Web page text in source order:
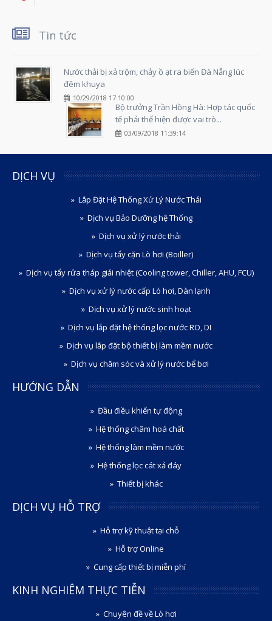
Tin tức
Nước thải bị xả trộm, chảy ồ ạt ra biển Đà Nẵng lúc
đêm khuya
10/29/2018 17:10:00
Bộ trưởng Trần Hồng Hà: Hợp tác quốc
tế phải thể hiện được vai trò...
03/09/2018 11:39:14
DỊCH VỤ
Lắp Đặt Hệ Thống Xử Lý Nước Thải
Dịch vụ Bảo Dưỡng hệ Thống
Dịch vụ xử lý nước thải
Dịch vụ tẩy cặn Lò hơi (Boiller)
Dịch vụ tẩy rửa tháp giải nhiệt (Cooling tower, Chiller, AHU, FCU)
Dịch vụ xử lý nước cấp Lò hơi, Dàn lạnh
Dịch vụ xử lý nước sinh hoạt
Dịch vụ lắp đặt hệ thống lọc nước RO, DI
Dịch vụ lắp đặt bộ thiết bị làm mềm nước
Dịch vụ chăm sóc và xử lý nước bể bơi
HƯỚNG DẪN
Đầu điều khiển tự động
Hệ thống châm hoá chất
Hệ thống làm mềm nước
Hệ thống lọc cát xả đáy
Thiết bị khác
DỊCH VỤ HỖ TRỢ
Hỗ trợ kỹ thuật tại chỗ
Hỗ trợ Online
Cung cấp thiết bị miễn phí
KINH NGHIÊM THỰC TIỄN
Chuyên đề về Lò hơi